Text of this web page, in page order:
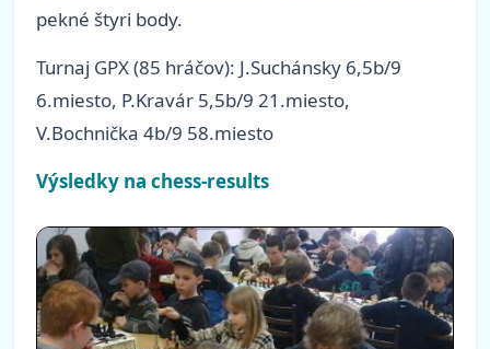
pekné štyri body.
Turnaj GPX (85 hráčov): J.Suchánsky 6,5b/9
6.miesto, P.Kravár 5,5b/9 21.miesto,
V.Bochnička 4b/9 58.miesto
Výsledky na chess-results